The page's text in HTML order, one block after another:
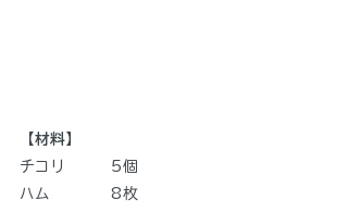
【材料】
チコリ　　　5個
ハム　　　　8枚